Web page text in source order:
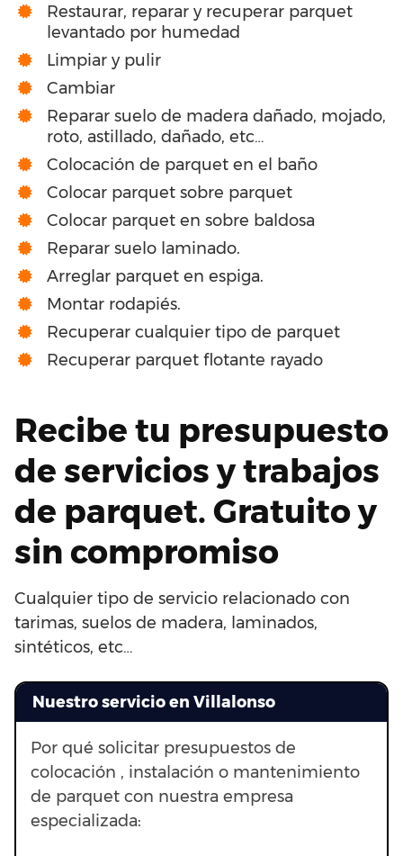
Restaurar, reparar y recuperar parquet
levantado por humedad
Limpiar y pulir
Cambiar
Reparar suelo de madera dañado, mojado,
roto, astillado, dañado, etc…
Colocación de parquet en el baño
Colocar parquet sobre parquet
Colocar parquet en sobre baldosa
Reparar suelo laminado.
Arreglar parquet en espiga.
Montar rodapiés.
Recuperar cualquier tipo de parquet
Recuperar parquet flotante rayado
Recibe tu presupuesto
de servicios y trabajos
de parquet. Gratuito y
sin compromiso
Cualquier tipo de servicio relacionado con
tarimas, suelos de madera, laminados,
sintéticos, etc…
Nuestro servicio en Villalonso
Por qué solicitar presupuestos de
colocación , instalación o mantenimiento
de parquet con nuestra empresa
especializada: